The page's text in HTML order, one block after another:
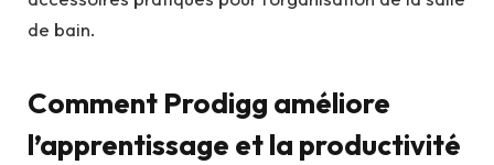
de bain.
Comment Prodigg améliore
l’apprentissage et la productivité